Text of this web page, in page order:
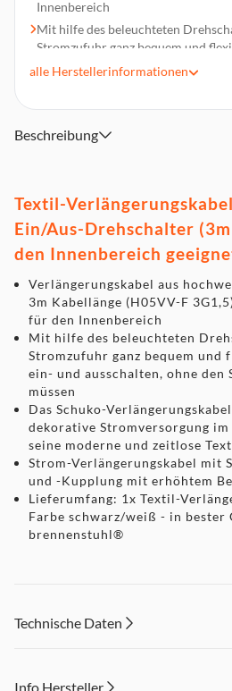
Innenbereich
Mit hilfe des beleuchteten
Stromzufuhr ganz bequem und
und ausschalten, ohne den Stecker
Strom-Verlängerungskabel mit
schwarz/weiß - in bester Qualität
alle Herstellerinformationen
Beschreibung
Textil-
Ein/Aus-Drehschalter
den Innenbereich
Verlängerungskabel aus
3m Kabellänge (H05VV-F
für den Innenbereich
Mit hilfe des beleuchteten
Stromzufuhr ganz bequem und
ein- und ausschalten, ohne den
müssen
Das Schuko-
dekorative Stromversorgung
seine moderne und zeitlose
Strom-Verlängerungskabel mit
und -Kupplung mit erhöhtem
Lieferumfang: 1x Textil-
Farbe schwarz/weiß - in bester
brennenstuhl®
Technische Daten
Info Hersteller